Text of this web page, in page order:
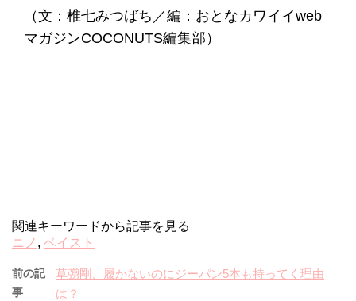
（文：椎七みつばち／編：おとなカワイイweb
マガジンCOCONUTS編集部）
関連キーワードから記事を見る
ニノ , ベイスト
前の記
事
草彅剛、履かないのにジーパン5本も持ってく理由
は？